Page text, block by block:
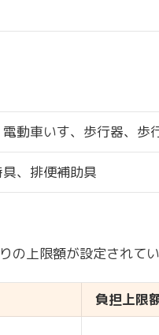
動車いす、歩行器、歩
、排便補助具
の上限額が設定されて
負担上限